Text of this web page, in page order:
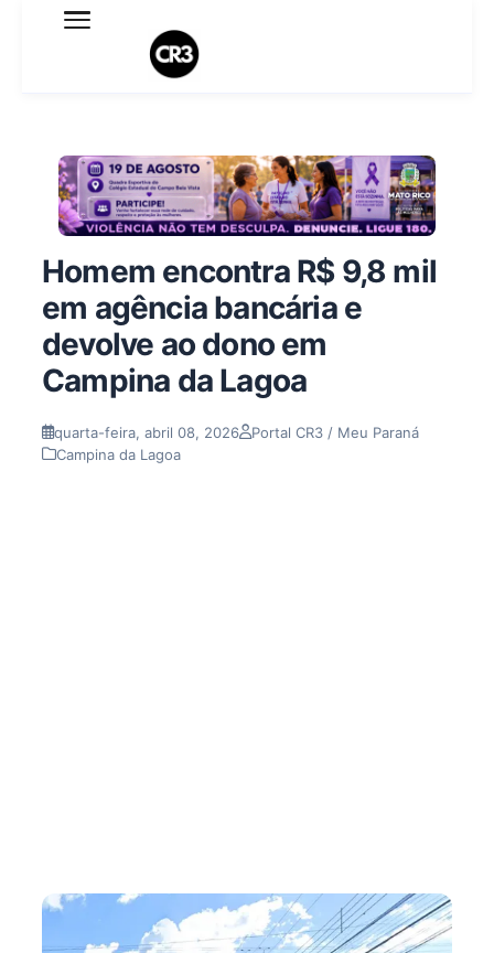
Expediente
Termo de Uso
Sobre o blog
Homem encontra R$ 9,8 mil
em agência bancária e
devolve ao dono em
Campina da Lagoa
quarta-feira, abril 08, 2026
Portal CR3 / Meu Paraná
Campina da Lagoa